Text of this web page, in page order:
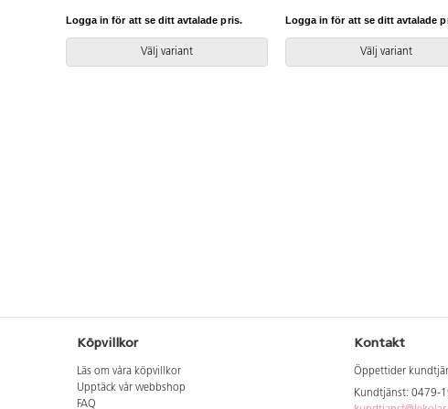
och vitpigmenterad är helt i plywood.
Logga in för att se ditt avtalade pris.
Välj variant
för Fixa. Björk och
Svanenmärkt, licensnummer
0099.
Logga in för att se ditt avtalade
Välj variant
Köpvillkor
Läs om våra köpvillkor
Upptäck vår webbshop
FAQ
Kontakt
Öppettider
Kundtjänst: 0479-